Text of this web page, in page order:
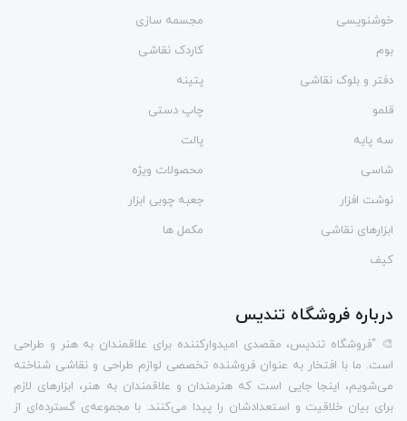
خوشنویسی
مجسمه سازی
بوم
کاردک نقاشی
دفتر و بلوک نقاشی
پتینه
قلمو
چاپ دستی
سه پایه
پالت
شاسی
محصولات ویژه
نوشت افزار
جعبه چوبی ابزار
ابزارهای نقاشی
مکمل ها
کیف
درباره فروشگاه تندیس
🎨 "فروشگاه تندیس، مقصدی امیدوارکننده برای علاقمندان به هنر و طراحی
است. ما با افتخار به عنوان فروشنده تخصصی لوازم طراحی و نقاشی شناخته
می‌شویم، اینجا جایی است که هنرمندان و علاقمندان به هنر، ابزارهای لازم
برای بیان خلاقیت و استعدادشان را پیدا می‌کنند. با مجموعه‌ی گسترده‌ای از